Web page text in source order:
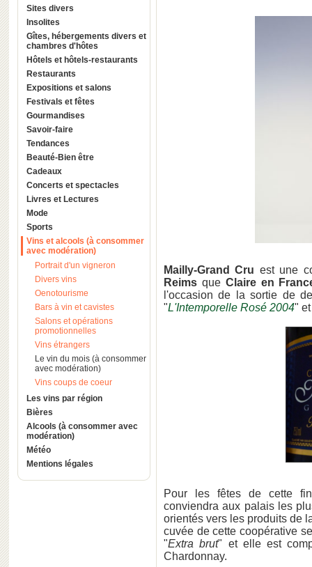
Sites divers
Insolites
Gîtes, hébergements divers et
chambres d'hôtes
Hôtels et hôtels-restaurants
Restaurants
Expositions et salons
Festivals et fêtes
Gourmandises
Savoir-faire
Tendances
Beauté-Bien être
Cadeaux
Concerts et spectacles
Livres et Lectures
Mode
Sports
Vins et alcools (à consommer
avec modération)
Portrait d'un vigneron
Divers vins
Oenotourisme
Bars à vin et cavistes
Salons et opérations
promotionnelles
Vins étrangers
Le vin du mois (à consommer
avec modération)
Vins coups de coeur
Les vins par région
Bières
Alcools (à consommer avec
modération)
Météo
Mentions légales
Mailly-Grand Cru est une
Reims que Claire en
l'occasion de la sortie de
"L'Intemporelle Rosé 2004"
Pour les fêtes de cette
conviendra aux palais les
orientés vers les produits de
cuvée de cette coopérative
"Extra brut" et elle est
Chardonnay.